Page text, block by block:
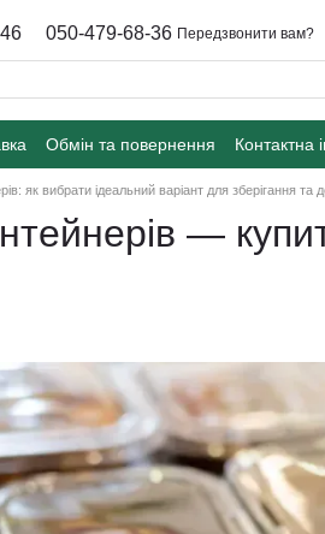
050-479-68-36 Передзвонити вам?
Обмін та повернення Контактна
як вибрати ідеальний варіант для зберігання та
—